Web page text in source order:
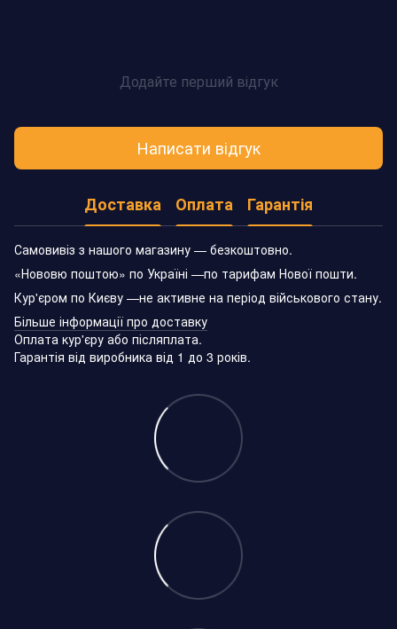
Додайте перший відгук
Написати відгук
Доставка Оплата Гарантія
Самовивіз з нашого магазину — безкоштовно.
«Нововю поштою» по Україні —по тарифам Нової пошти.
Кур'єром по Києву —не активне на період військового стану.
Більше інформації про доставку
Оплата кур'єру або післяплата.
Гарантія від виробника від 1 до 3 років.